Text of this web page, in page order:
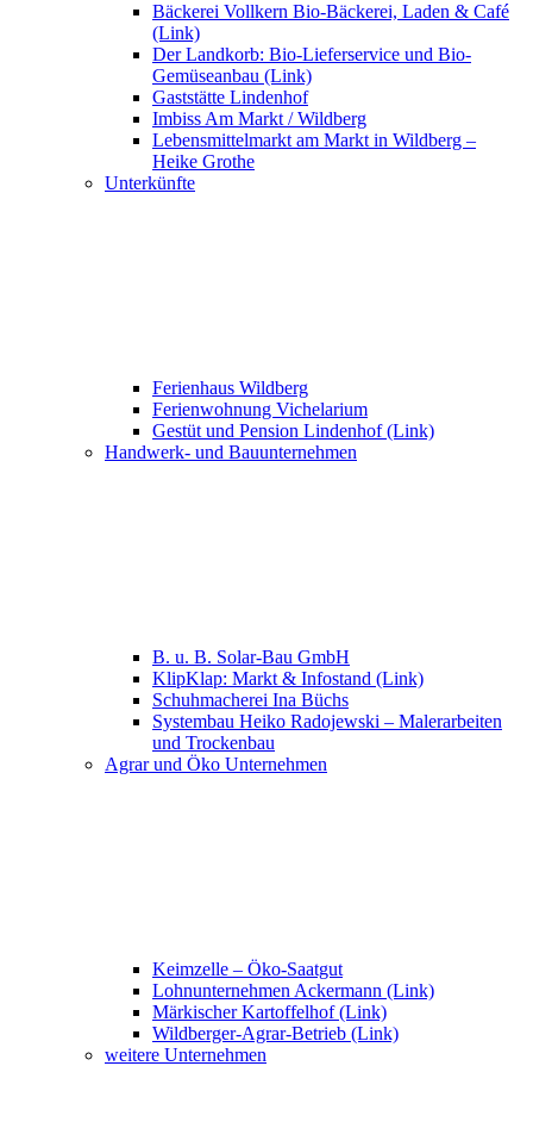
Bäckerei Vollkern Bio-Bäckerei, Laden & Café
(Link)
Der Landkorb: Bio-Lieferservice und Bio-
Gemüseanbau (Link)
Gaststätte Lindenhof
Imbiss Am Markt / Wildberg
Lebensmittelmarkt am Markt in Wildberg –
Heike Grothe
Unterkünfte
Ferienhaus Wildberg
Ferienwohnung Vichelarium
Gestüt und Pension Lindenhof (Link)
Handwerk- und Bauunternehmen
B. u. B. Solar-Bau GmbH
KlipKlap: Markt & Infostand (Link)
Schuhmacherei Ina Büchs
Systembau Heiko Radojewski – Malerarbeiten
und Trockenbau
Agrar und Öko Unternehmen
Keimzelle – Öko-Saatgut
Lohnunternehmen Ackermann (Link)
Märkischer Kartoffelhof (Link)
Wildberger-Agrar-Betrieb (Link)
weitere Unternehmen